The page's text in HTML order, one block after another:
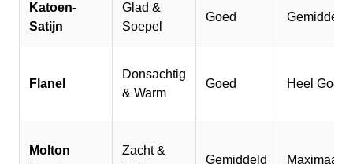
Katoen-
Satijn
Glad &
Soepel
Goed Gemiddeld
Flanel
Donsachtig
& Warm
Goed Heel Goed
Molton
Zacht &
Gemiddeld Maximaal